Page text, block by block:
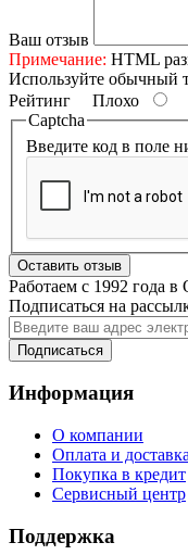
Ваш отзыв
Примечание: HTML
Используйте обычный
Рейтинг Плохо
Captcha
Введите код в поле
Оставить отзыв
Работаем с 1992 года в
Подписаться на
Подписаться
Информация
О компании
Оплата и доставка
Покупка в кредит
Сервисный центр
Поддержка